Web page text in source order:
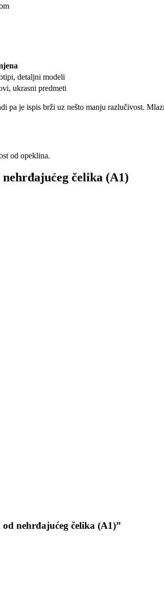
detaljni modeli
ukrasni predmeti
je ispis brži uz nešto manju razlučivost.
od opeklina.
čelika (A1)
nehrđajućeg čelika (A1)”